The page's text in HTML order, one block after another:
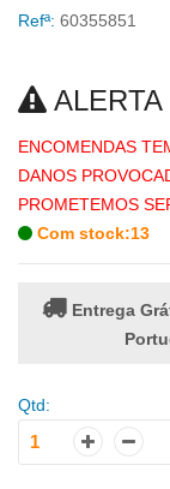
Refª: 60355851
ENCOMENDAS
DANOS
PROMETEMOS
Com stock:13
Entrega
Qtd: